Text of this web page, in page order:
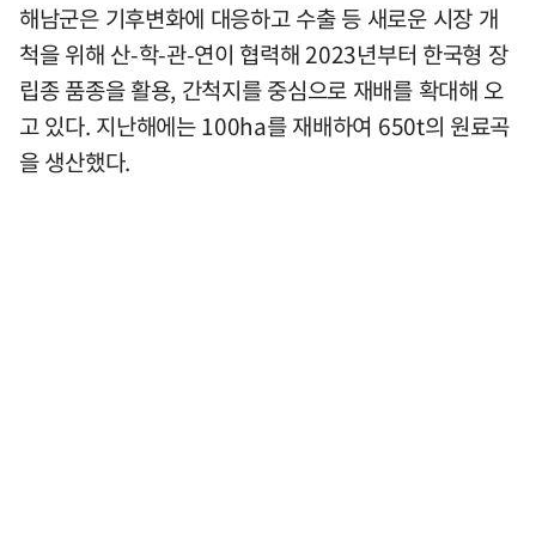
해남군은 기후변화에 대응하고 수출 등 새로운 시장 개
척을 위해 산-학-관-연이 협력해 2023년부터 한국형 장
립종 품종을 활용, 간척지를 중심으로 재배를 확대해 오
고 있다. 지난해에는 100ha를 재배하여 650t의 원료곡
을 생산했다.